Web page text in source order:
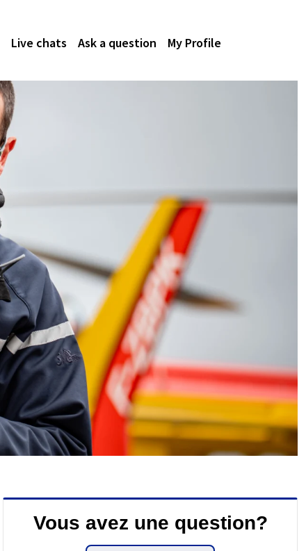
Live chats Ask a question My Profile
Vous avez une question?